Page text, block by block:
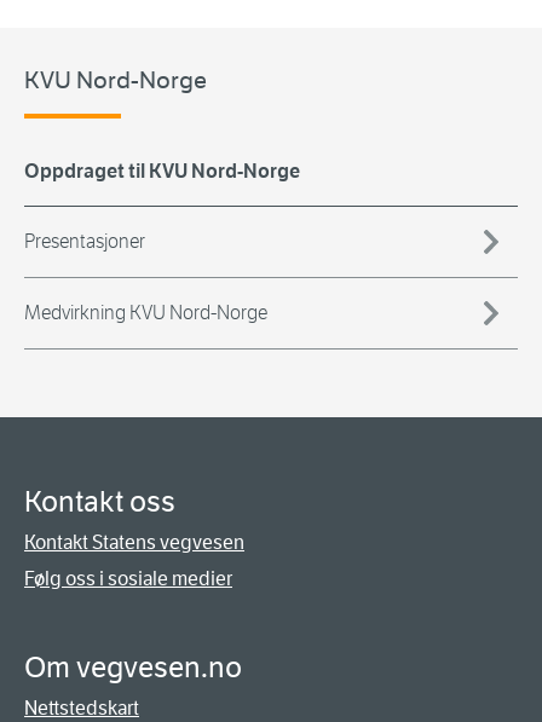
KVU Nord-Norge
Oppdraget til KVU Nord-Norge
Presentasjoner
Medvirkning KVU Nord-Norge
Kontakt oss
Kontakt Statens vegvesen
Følg oss i sosiale medier
Om vegvesen.no
Nettstedskart